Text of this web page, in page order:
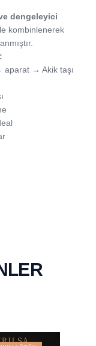
dengeleyici
kombinlenerek
→ Akik taşı